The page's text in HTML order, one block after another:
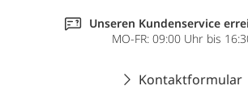
Unseren Kundenservice
MO-FR: 09:00 Uhr bis
Kontaktformular